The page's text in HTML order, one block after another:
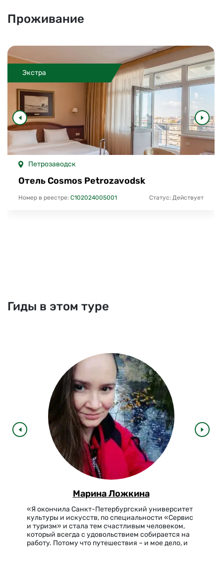
Гиды в этом туре
Марина Ложкина
«Я окончила Санкт-Петербургский университет
культуры и искусств, по специальности «Сервис
и туризм» и стала тем счастливым человеком,
который всегда с удовольствием собирается на
работу. Потому что путешествия – и мое дело, и
Проживание
Петрозаводск
Отель Cosmos Petrozavodsk
Номер в реестре: С102024005001 Статус: Действует
Экстра